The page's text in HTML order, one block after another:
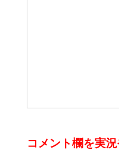
コメント欄を実